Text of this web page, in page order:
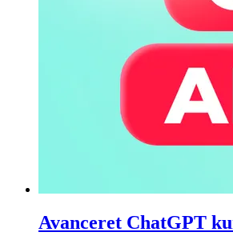
Avanceret ChatGPT